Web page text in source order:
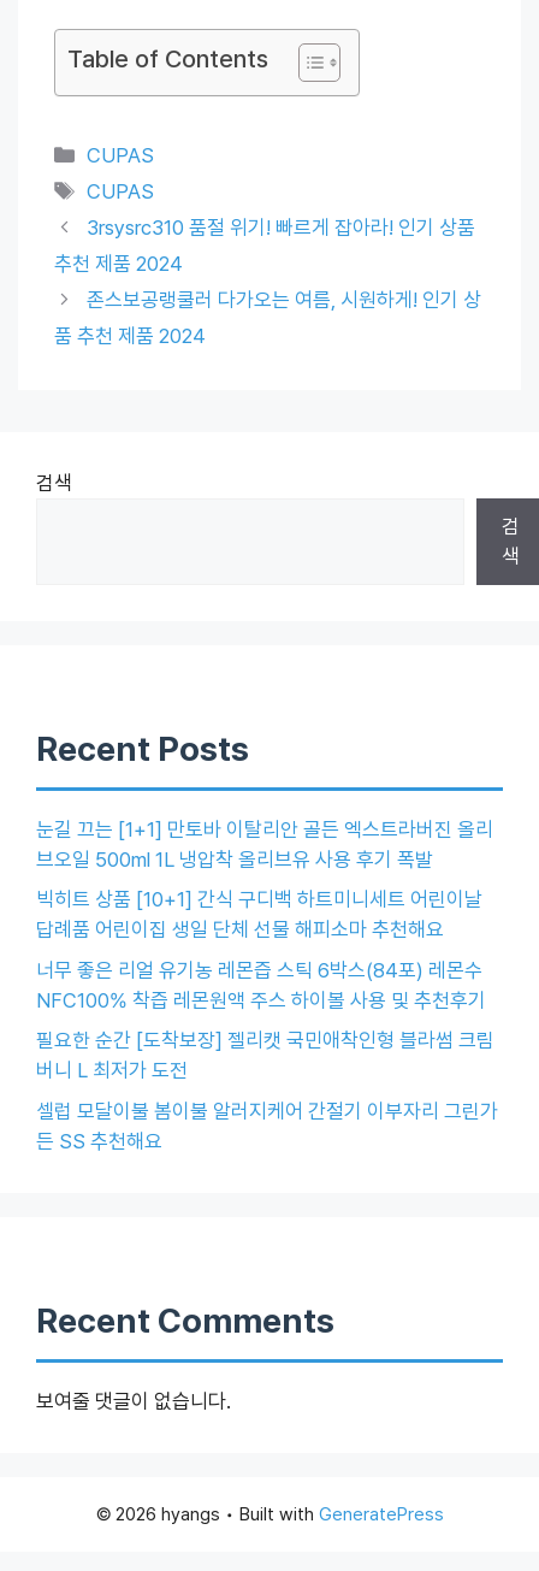
Table of Contents
Categories
CUPAS
Tags
CUPAS
3rsysrc310 품절 위기! 빠르게 잡아라! 인기 상품
추천 제품 2024
존스보공랭쿨러 다가오는 여름, 시원하게! 인기 상
품 추천 제품 2024
검색
검
색
Recent Posts
눈길 끄는 [1+1] 만토바 이탈리안 골든 엑스트라버진 올리
브오일 500ml 1L 냉압착 올리브유 사용 후기 폭발
빅히트 상품 [10+1] 간식 구디백 하트미니세트 어린이날
답례품 어린이집 생일 단체 선물 해피소마 추천해요
너무 좋은 리얼 유기농 레몬즙 스틱 6박스(84포) 레몬수
NFC100% 착즙 레몬원액 주스 하이볼 사용 및 추천후기
필요한 순간 [도착보장] 젤리캣 국민애착인형 블라썸 크림
버니 L 최저가 도전
셀럽 모달이불 봄이불 알러지케어 간절기 이부자리 그린가
든 SS 추천해요
Recent Comments
보여줄 댓글이 없습니다.
© 2026 hyangs • Built with GeneratePress